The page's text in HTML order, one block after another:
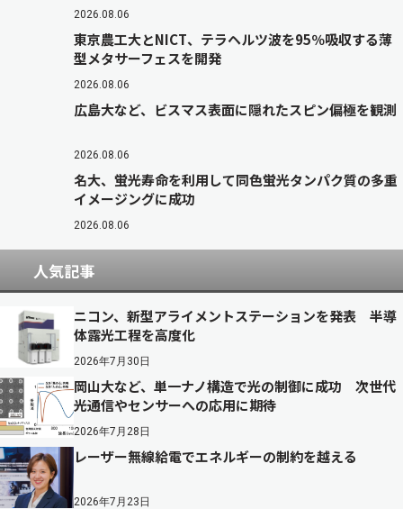
2026.08.06
東京農工大とNICT、テラヘルツ波を95％吸収する薄
型メタサーフェスを開発
2026.08.06
広島大など、ビスマス表面に隠れたスピン偏極を観測
2026.08.06
名大、蛍光寿命を利用して同色蛍光タンパク質の多重
イメージングに成功
2026.08.06
人気記事
ニコン、新型アライメントステーションを発表 半導
体露光工程を高度化
2026年7月30日
岡山大など、単一ナノ構造で光の制御に成功 次世代
光通信やセンサーへの応用に期待
2026年7月28日
レーザー無線給電でエネルギーの制約を越える
2026年7月23日